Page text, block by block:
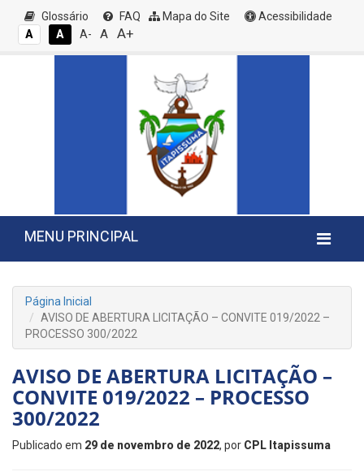
Glossário FAQ Mapa do Site
Acessibilidade
A
A A- A A+
MENU PRINCIPAL
Página Inicial
AVISO DE ABERTURA LICITAÇÃO – CONVITE 019/2022 –
PROCESSO 300/2022
AVISO DE ABERTURA LICITAÇÃO –
CONVITE 019/2022 – PROCESSO
300/2022
Publicado em 29 de novembro de 2022, por CPL Itapissuma